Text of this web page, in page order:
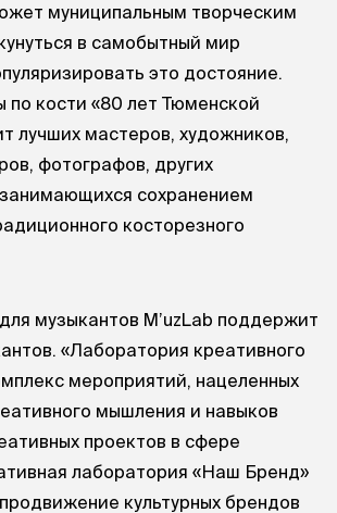
муниципальным творческим
в самобытный мир
это достояние.
по кости «80 лет Тюменской
лучших мастеров, художников,
фотографов, других
сохранением
косторезного
музыкантов M’uzLab поддержит
«Лаборатория креативного
мероприятий, нацеленных
мышления и навыков
проектов в сфере
лаборатория «Наш Бренд»
культурных брендов